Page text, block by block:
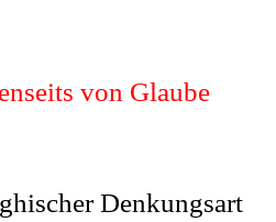
von Glaube
Denkungsart